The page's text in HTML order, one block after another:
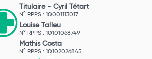
Titulaire - Cyril Tétart
N° RPPS : 10001113017
Louise Talleu
N° RPPS : 10101068749
Mathis Costa
N° RPPS : 10102026845